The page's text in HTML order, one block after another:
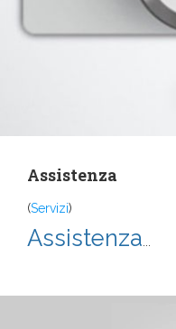
Assistenza
(Servizi)
Assistenza